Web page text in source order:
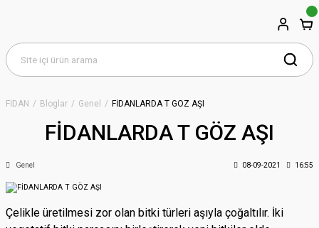
FİDAN Bloglar Genel FİDANLARDA T GÖZ AŞI
FİDANLARDA T GÖZ AŞI
Genel 08-09-2021 16:55
Çelikle üretilmesi zor olan bitki türleri aşıyla çoğaltılır. İki